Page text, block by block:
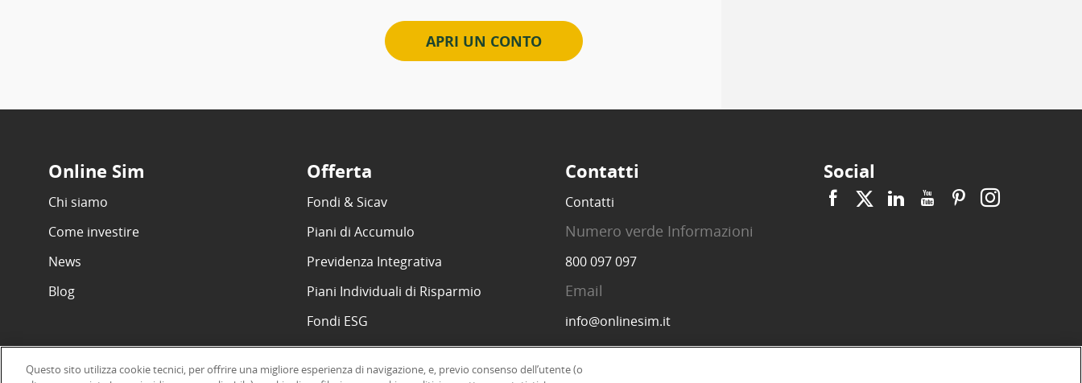
APRI UN CONTO
Online Sim
Chi siamo
Come investire
News
Blog
Offerta
Fondi & Sicav
Piani di Accumulo
Previdenza Integrativa
Piani Individuali di Risparmio
Fondi ESG
Contatti
Contatti
Numero verde Informazioni
800 097 097
Email
info@onlinesim.it
Social
Questo sito utilizza cookie tecnici, per offrire una migliore esperienza di navigazione, e, previo consenso dell’utente (o